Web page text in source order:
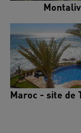
Maroc - site de